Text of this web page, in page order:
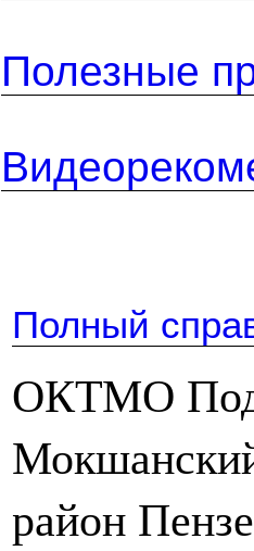
Полезные
Полный
ОКТМО
район